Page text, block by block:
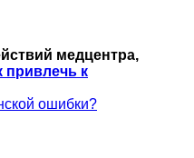
медцентра,
привлечь к
ошибки?